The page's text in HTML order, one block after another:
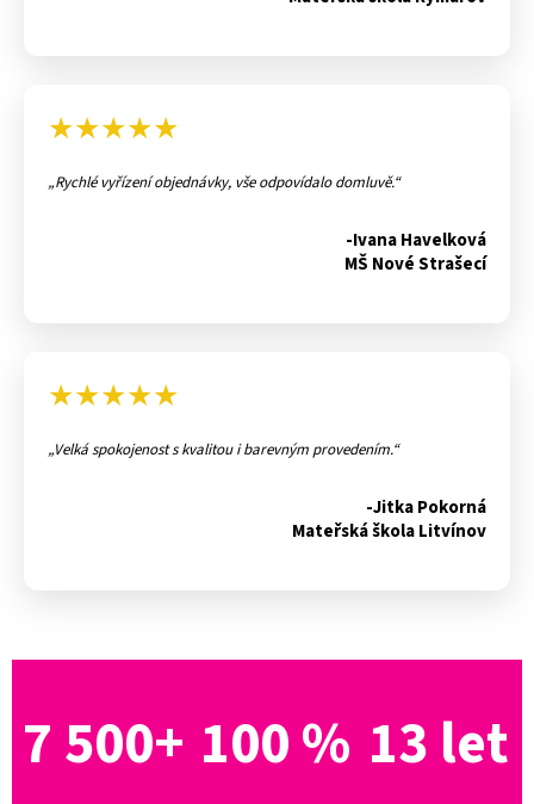
★★★★★
Rychlé vyřízení objednávky, vše odpovídalo domluvě.
-Ivana Havelková
MŠ Nové Strašecí
★★★★★
Velká spokojenost s kvalitou i barevným provedením.
-Jitka Pokorná
Mateřská škola Litvínov
7 500+ 100 % 13 let